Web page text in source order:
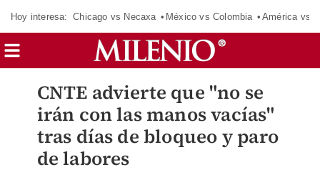
Hoy interesa: Chicago vs Necaxa México vs Colombia América vs
CNTE advierte que "no se
irán con las manos vacías"
tras días de bloqueo y paro
de labores